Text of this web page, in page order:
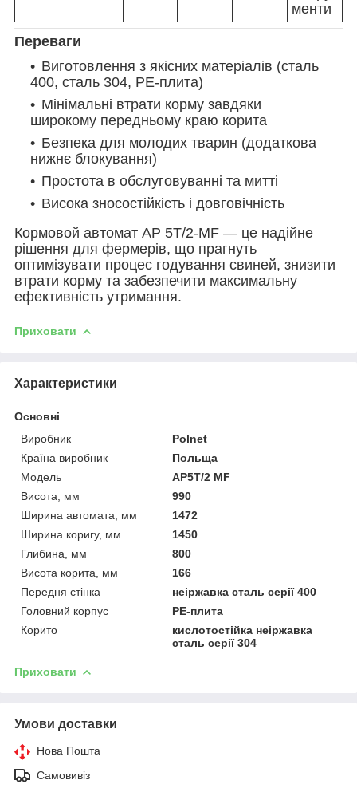
менти
Переваги
Виготовлення з якісних матеріалів (сталь
400, сталь 304, PE-плита)
Мінімальні втрати корму завдяки
широкому передньому краю корита
Безпека для молодих тварин (додаткова
нижнє блокування)
Простота в обслуговуванні та митті
Висока зносостійкість і довговічність
Кормовой автомат AP 5T/2-MF — це надійне
рішення для фермерів, що прагнуть
оптимізувати процес годування свиней, знизити
втрати корму та забезпечити максимальну
ефективність утримання.
Приховати
Характеристики
Основні
Виробник
Polnet
Країна виробник
Польща
Модель
AP5T/2 MF
Висота, мм
990
Ширина автомата, мм
1472
Ширина коригу, мм
1450
Глибина, мм
800
Висота корита, мм
166
Передня стінка
неіржавка сталь серії 400
Головний корпус
PE-плита
Корито
кислотостійка неіржавка
сталь серії 304
Приховати
Умови доставки
Нова Пошта
Самовивіз